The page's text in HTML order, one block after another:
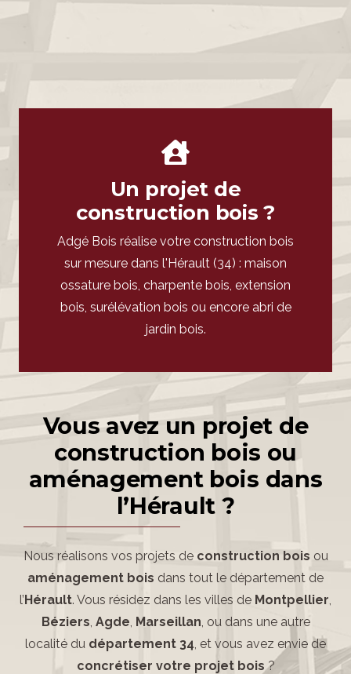
Un projet de
construction bois ?
Adgé Bois réalise votre construction bois
sur mesure dans l'Hérault (34) : maison
ossature bois, charpente bois, extension
bois, surélévation bois ou encore abri de
jardin bois.
Vous avez un projet de
construction bois ou
aménagement bois dans
l’Hérault ?
Nous réalisons vos projets de construction bois ou
aménagement bois dans tout le département de
l’Hérault. Vous résidez dans les villes de Montpellier
Béziers Agde Marseillan , ou dans une autre
localité du département 34 , et vous avez envie de
concrétiser votre projet bois ?